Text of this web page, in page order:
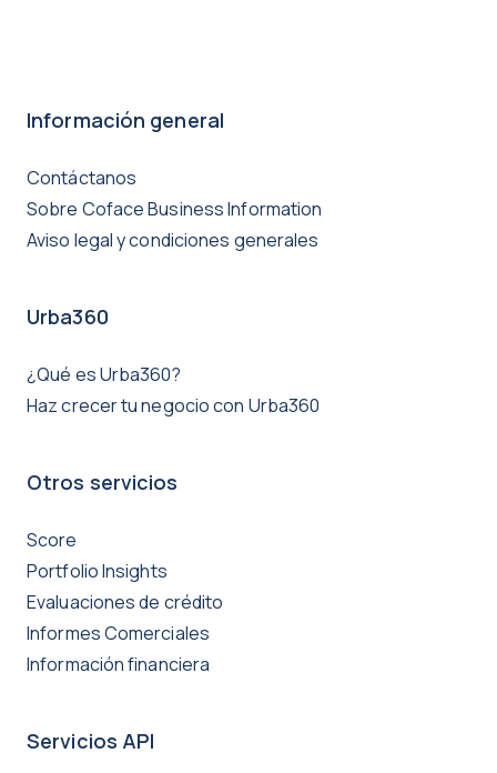
Información general
Contáctanos
Sobre Coface Business Information
Aviso legal y condiciones generales
Urba360
¿Qué es Urba360?
Haz crecer tu negocio con Urba360
Otros servicios
Score
Portfolio Insights
Evaluaciones de crédito
Informes Comerciales
Información financiera
Servicios API